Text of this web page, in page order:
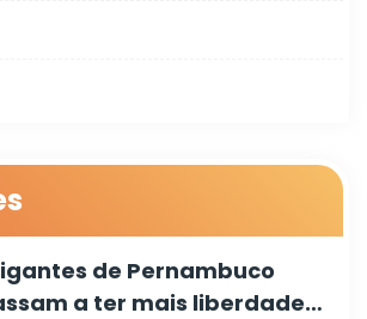
de Pernambuco
a ter mais liberdade…